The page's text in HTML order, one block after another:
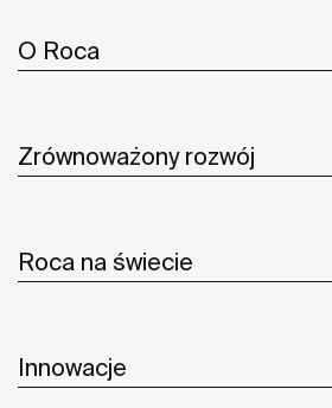
O Roca
Zrównoważony rozwój
Roca na świecie
Innowacje